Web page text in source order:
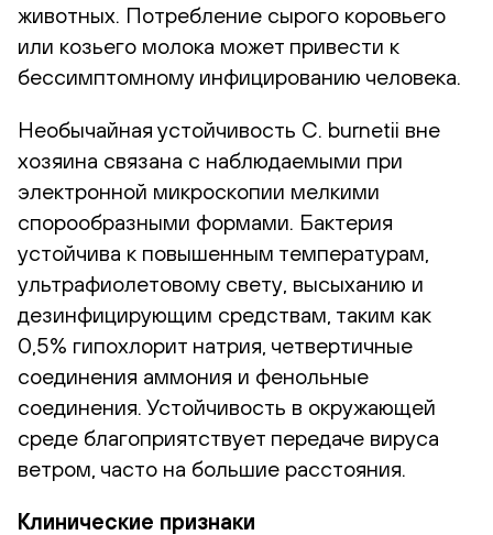
животных. Потребление сырого коровьего
или козьего молока может привести к
бессимптомному инфицированию человека.
Необычайная устойчивость C. burnetii вне
хозяина связана с наблюдаемыми при
электронной микроскопии мелкими
спорообразными формами. Бактерия
устойчива к повышенным температурам,
ультрафиолетовому свету, высыханию и
дезинфицирующим средствам, таким как
0,5% гипохлорит натрия, четвертичные
соединения аммония и фенольные
соединения. Устойчивость в окружающей
среде благоприятствует передаче вируса
ветром, часто на большие расстояния.
Клинические признаки